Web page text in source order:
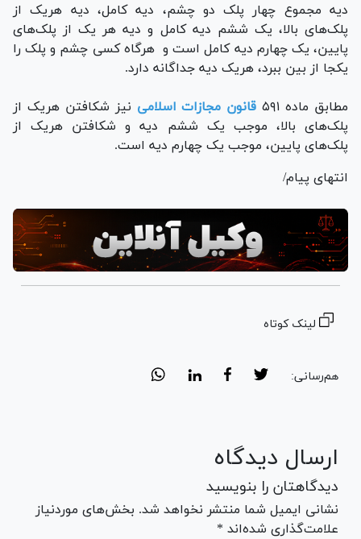
دیه مجموع چهار پلک دو چشم، دیه کامل، دیه هریک از
پلک‌های بالا، یک ششم دیه کامل و دیه هر یک از پلک‌های
پایین، یک چهارم دیه کامل است و هرگاه کسی چشم و پلک را
یکجا از بین ببرد، هریک دیه جداگانه دارد.
مطابق ماده ۵۹۱ قانون مجازات اسلامی نیز شکافتن هریک از
پلک‌های بالا، موجب یک ششم دیه و شکافتن هریک از
پلک‌های پایین، موجب یک چهارم دیه است.
انتهای پیام/
لینک کوتاه
هم‌رسانی:
ارسال دیدگاه
دیدگاهتان را بنویسید
نشانی ایمیل شما منتشر نخواهد شد. بخش‌های موردنیاز
علامت‌گذاری شده‌اند *